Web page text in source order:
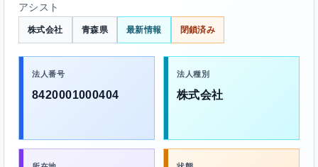
アシスト
株式会社 青森県 最新情報 閉鎖済み
法人番号
8420001000404
法人種別
株式会社